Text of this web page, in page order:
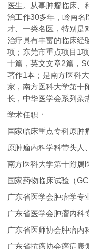
医生。从事肿瘤临床、
治工作30多年，岭南名
才、一类名医，特别是
治疗具有丰富的临床经
项；东莞市重点项目1
十篇，英文文章2篇，
著作1本；是南方医科
家，南方医科大学第十
长，中华医学会系列杂
学术任职：
国家临床重点专科原肿
原肿瘤内科学科带头人
南方医科大学第十附属
国家药物临床试验（
广东省医学会肿瘤学专
广东省医学会肿瘤内科
广东省医师协会肿瘤内
广东省抗癌协会癌症康